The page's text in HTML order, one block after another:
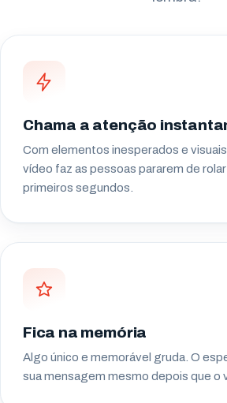
Chama a atenção
Com elementos inesperados e
vídeo faz as pessoas pararem de
primeiros segundos.
Fica na memória
Algo único e memorável gruda. O
sua mensagem mesmo depois que o